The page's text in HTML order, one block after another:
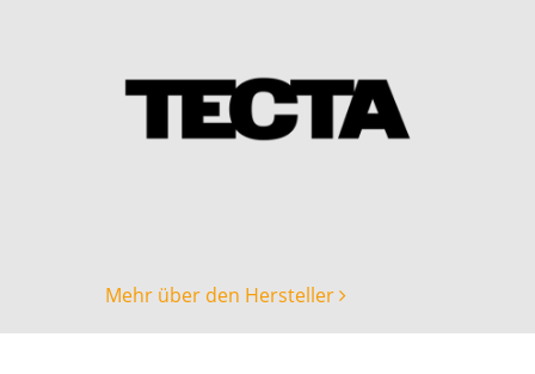
Mehr über den Hersteller